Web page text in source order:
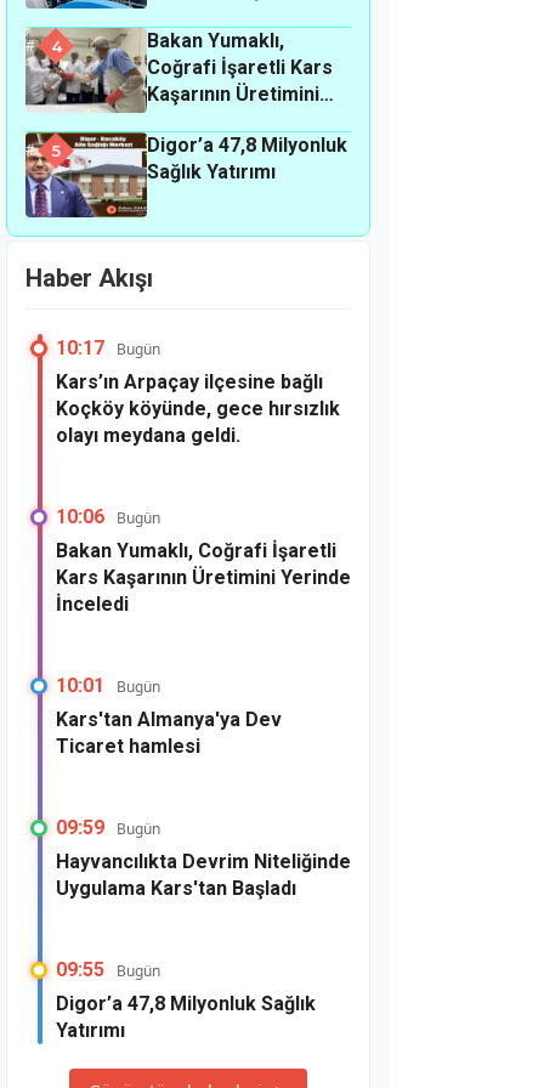
4
Bakan Yumaklı,
Coğrafi İşaretli Kars
Kaşarının Üretimini
5
Digor’a 47,8 Milyonluk
Sağlık Yatırımı
Haber Akışı
10:17 Bugün
Kars’ın Arpaçay ilçesine bağlı
Koçköy köyünde, gece hırsızlık
olayı meydana geldi.
10:06 Bugün
Bakan Yumaklı, Coğrafi İşaretli
Kars Kaşarının Üretimini Yerinde
İnceledi
10:01 Bugün
Kars'tan Almanya'ya Dev
Ticaret hamlesi
09:59 Bugün
Hayvancılıkta Devrim Niteliğinde
Uygulama Kars'tan Başladı
09:55 Bugün
Digor’a 47,8 Milyonluk Sağlık
Yatırımı